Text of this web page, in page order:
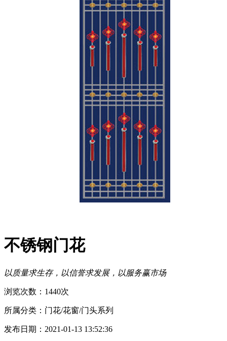
不锈钢门花
以质量求生存，以信誉求发展，以服务赢市场
浏览次数：1440次
所属分类：门花/花窗/门头系列
发布日期：2021-01-13 13:52:36